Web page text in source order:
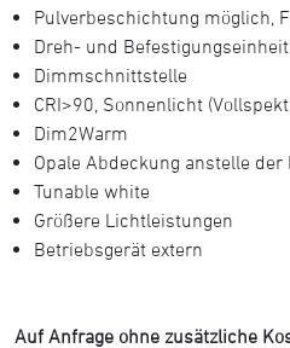
Pulverbeschichtung möglich,
Dreh- und
Dimmschnittstelle
CRI>90, Sonnenlicht
Dim2Warm
Opale Abdeckung anstelle
Tunable white
Größere Lichtleistungen
Betriebsgerät extern
Auf Anfrage ohne zusätzliche